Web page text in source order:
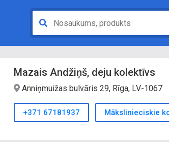
Mazais Andžiņš, deju kolektīvs
Anniņmuižas bulvāris 29, Rīga, LV-1067
+371 67181937 Mākslinieciskie